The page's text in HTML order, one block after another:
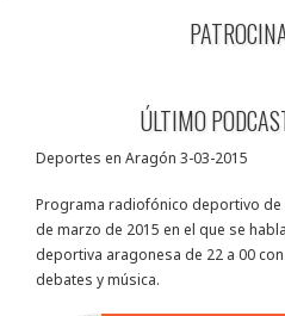
ÚLTIMO
Deportes en Aragón 3-03-2015
Programa radiofónico deportivo de
de marzo de 2015 en el que se
deportiva aragonesa de 22 a 00
debates y música.